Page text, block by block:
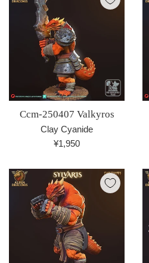
Ccm-250407 Valkyros
Clay Cyanide
通
価
格
¥1,950